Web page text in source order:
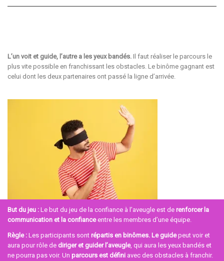
L’un voit et guide, l’autre a les yeux bandés. Il faut réaliser le parcours le
plus vite possible en franchissant les obstacles. Le binôme gagnant est
celui dont les deux partenaires ont passé la ligne d’arrivée.
But du jeu : Le but du jeu de la confiance à l’aveugle est de renforcer la
communication et la confianceentre les membres d’une équipe.
Règle : Les participants sont répartis en binômes. Le guidepeut voir et
aura pour rôle de diriger et guider l’aveugle, qui aura les yeux bandés et
ne pourra pas voir. Un parcours est défini avec des obstacles à franchir.